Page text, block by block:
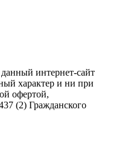
интернет-сайт
характер и ни при
офертой,
(2) Гражданского